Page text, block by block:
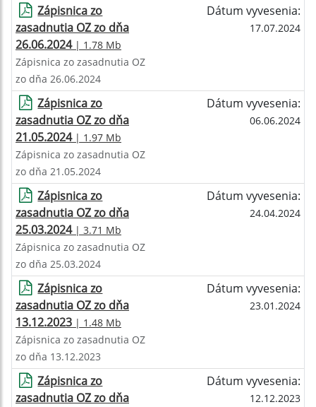
Zápisnica zo
zasadnutia OZ zo dňa
26.06.2024| 1.78 Mb
Dátum vyvesenia:
17.07.2024
Zápisnica zo zasadnutia OZ
zo dňa 26.06.2024
Zápisnica zo
zasadnutia OZ zo dňa
21.05.2024| 1.97 Mb
Dátum vyvesenia:
06.06.2024
Zápisnica zo zasadnutia OZ
zo dňa 21.05.2024
Zápisnica zo
zasadnutia OZ zo dňa
25.03.2024| 3.71 Mb
Dátum vyvesenia:
24.04.2024
Zápisnica zo zasadnutia OZ
zo dňa 25.03.2024
Zápisnica zo
zasadnutia OZ zo dňa
13.12.2023 | 1.48 Mb
Dátum vyvesenia:
23.01.2024
Zápisnica zo zasadnutia OZ
zo dňa 13.12.2023
Zápisnica zo
zasadnutia OZ zo dňa
Dátum vyvesenia:
12.12.2023